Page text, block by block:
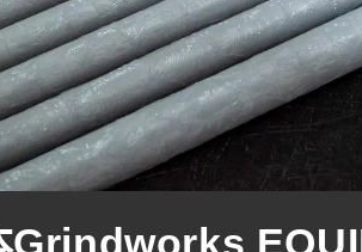
Grindworks